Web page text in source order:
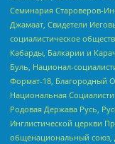
Семинария Староверов-
Джамаат, Свидетели
социалистическое
Кабарды, Балкарии и
Буль, Национал-
Формат-18, Благородный
Национальная
Родовая Держава Русь,
Инглистической церкви
общенациональный союз,